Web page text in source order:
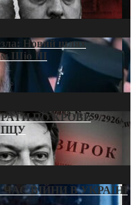
Новий шлях
Шіо III
ПО КРОВІ:
ВІЙНИ В УКРАЇНІ